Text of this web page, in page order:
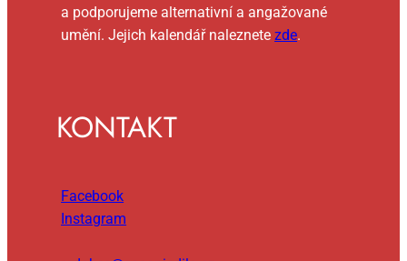
a podporujeme alternativní a angažované
umění. Jejich kalendář naleznetezde.
KONTAKT
Facebook
Instagram